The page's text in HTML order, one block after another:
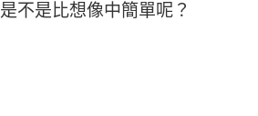
是不是比想像中簡單呢？